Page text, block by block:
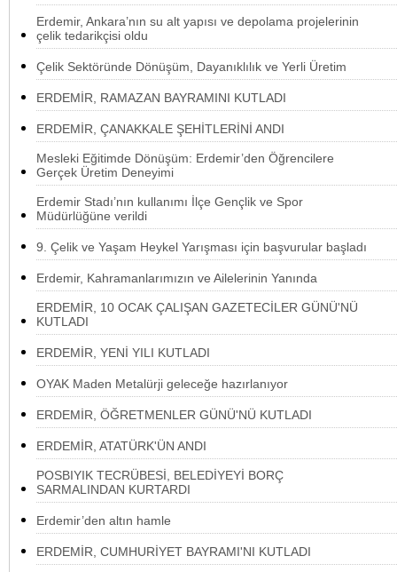
Erdemir, Ankara’nın su alt yapısı ve depolama projelerinin
çelik tedarikçisi oldu
Çelik Sektöründe Dönüşüm, Dayanıklılık ve Yerli Üretim
ERDEMİR, RAMAZAN BAYRAMINI KUTLADI
ERDEMİR, ÇANAKKALE ŞEHİTLERİNİ ANDI
Mesleki Eğitimde Dönüşüm: Erdemir’den Öğrencilere
Gerçek Üretim Deneyimi
Erdemir Stadı’nın kullanımı İlçe Gençlik ve Spor
Müdürlüğüne verildi
9. Çelik ve Yaşam Heykel Yarışması için başvurular başladı
Erdemir, Kahramanlarımızın ve Ailelerinin Yanında
ERDEMİR, 10 OCAK ÇALIŞAN GAZETECİLER GÜNÜ'NÜ
KUTLADI
ERDEMİR, YENİ YILI KUTLADI
OYAK Maden Metalürji geleceğe hazırlanıyor
ERDEMİR, ÖĞRETMENLER GÜNÜ'NÜ KUTLADI
ERDEMİR, ATATÜRK'ÜN ANDI
POSBIYIK TECRÜBESİ, BELEDİYEYİ BORÇ
SARMALINDAN KURTARDI
Erdemir’den altın hamle
ERDEMİR, CUMHURİYET BAYRAMI'NI KUTLADI